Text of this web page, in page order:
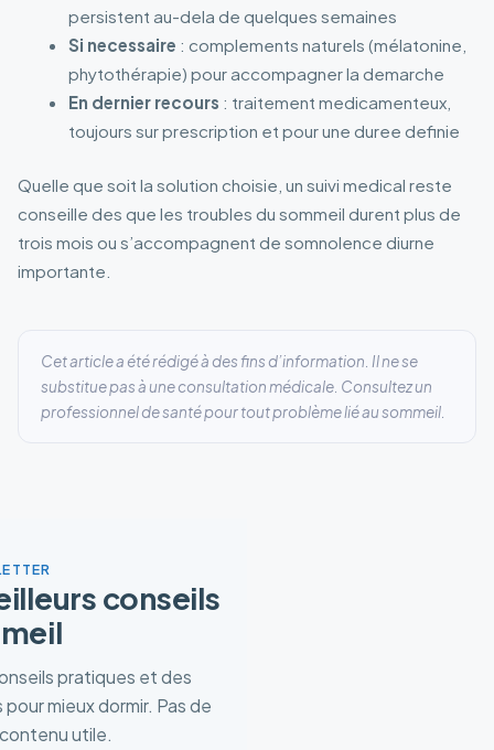
persistent au-dela de quelques semaines
Si necessaire : complements naturels (mélatonine,
phytothérapie) pour accompagner la demarche
En dernier recours : traitement medicamenteux,
toujours sur prescription et pour une duree definie
Quelle que soit la solution choisie, un suivi medical reste
conseille des que les troubles du sommeil durent plus de
trois mois ou s’accompagnent de somnolence diurne
importante.
Cet article a été rédigé à des fins d’information. Il ne se
substitue pas à une consultation médicale. Consultez un
professionnel de santé pour tout problème lié au sommeil.
conseils
pratiques et des
mieux dormir. Pas de
utile.